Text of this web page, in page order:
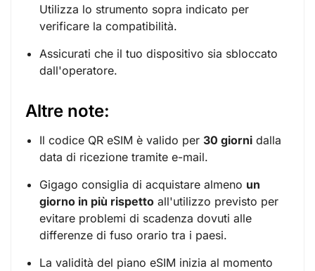
Utilizza lo strumento sopra indicato per
verificare la compatibilità.
Assicurati che il tuo dispositivo sia sbloccato
dall'operatore.
Altre note:
Il codice QR eSIM è valido per 30 giorni dalla
data di ricezione tramite e-mail.
Gigago consiglia di acquistare almeno un
giorno in più rispetto all'utilizzo previsto per
evitare problemi di scadenza dovuti alle
differenze di fuso orario tra i paesi.
La validità del piano eSIM inizia al momento